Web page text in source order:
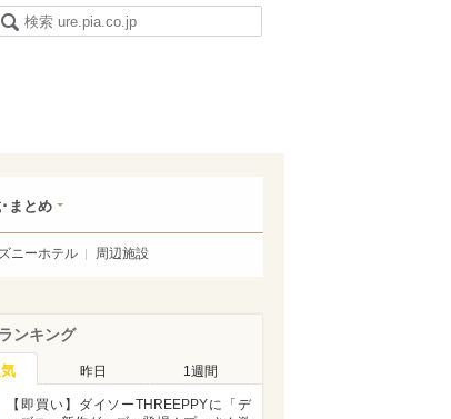
まとめ
ニーホテル 周辺施設
ンキング
昨日 1週間
【即買い】ダイソーTHREEPPYに「デ